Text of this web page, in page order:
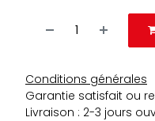
Conditions générales
Garantie satisfait ou
Livraison : 2-3 jours